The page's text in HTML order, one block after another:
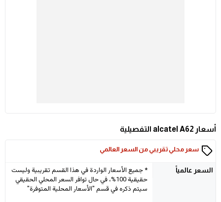
أسعار alcatel A62 التفصيلية
سعر محلي تقريبي من السعر العالمي
السعر عالمياً
* جميع الأسعار الواردة في هذا القسم تقريبية وليست
حقيقية 100%، في حال توافر السعر المحلي الحقيقي
سيتم ذكره في قسم "الأسعار المحلية المتوفرة"